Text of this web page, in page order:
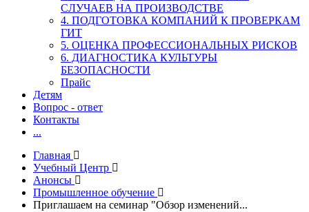
СЛУЧАЕВ НА ПРОИЗВОДСТВЕ
4. ПОДГОТОВКА КОМПАНИЙ К ПРОВЕРКАМ
ГИТ
5. ОЦЕНКА ПРОФЕССИОНАЛЬНЫХ РИСКОВ
6. ДИАГНОСТИКА КУЛЬТУРЫ
БЕЗОПАСНОСТИ
Прайс
Детям
Вопрос - ответ
Контакты
...
Главная
Учебный Центр
Анонсы
Промышленное обучение
Приглашаем на семинар "Обзор изменений...